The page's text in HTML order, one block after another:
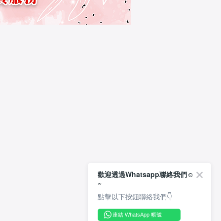
歡迎透過Whatsapp聯絡我們☺️
~
點擊以下按鈕聯絡我們👇
連結 WhatsApp 帳號